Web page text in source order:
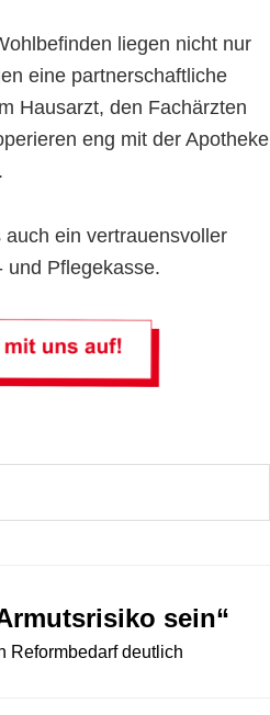
liegen nicht nur
eine partnerschaftliche
Hausarzt, den Fachärzten
eng mit der Apotheke
ein vertrauensvoller
und Pflegekasse.
sein“
Reformbedarf deutlich